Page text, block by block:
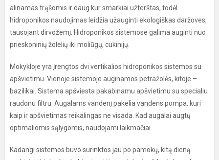
alinamas trąšomis ir daug kur smarkiai užterštas, todėl
hidroponikos naudojimas leidžia užauginti ekologiškas daržoves,
tausojant dirvožemį. Hidroponikos sistemose galima auginti nuo
prieskoninių žolelių iki moliūgų, cukinijų.
Mokykloje yra įrengtos dvi vertikalios hidroponikos sistemos su
apšvietimu. Vienoje sistemoje auginamos petražolės, kitoje –
bazilikai. Sistema apšviesta pakabinamu apšvietimu su specialiu
raudonu filtru. Augalams vandenį pakelia vandens pompa, kuri
kaip ir apšvietimas reikalingas ne visada. Kad augalai augtų
optimaliomis sąlygomis, naudojami laikmačiai.
Kadangi sistemos buvo surinktos jau po pamokų, kitą dieną